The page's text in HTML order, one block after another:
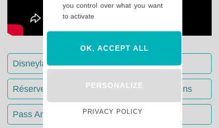
Disneyland Paris : Le guide complet
Réserver votre séjour : toutes les informations
Pass Annuels Disney : informations
you control over what you want
to activate
OK, ACCEPT ALL
PERSONALIZE
PRIVACY POLICY